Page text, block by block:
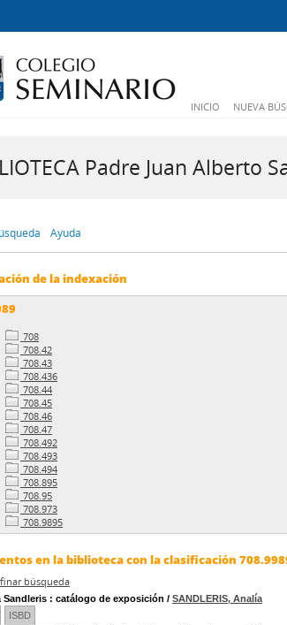
INICIO NUEVA
Padre Juan Alberto
Ayuda
de la indexación
708
708.42
708.43
708.436
708.44
708.45
708.46
708.47
708.492
708.493
708.494
708.895
708.95
708.973
708.9895
en la biblioteca con la clasificación
búsqueda
Sandleris : catálogo de exposición / SANDLERIS, Analía
ISBD